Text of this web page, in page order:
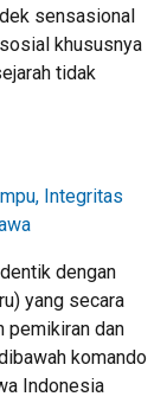
sensasional
khususnya
tidak
Integritas
dengan
yang secara
pemikiran dan
komando
Indonesia